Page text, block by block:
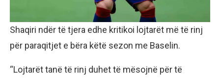
Shaqiri ndër të tjera edhe kritikoi lojtarët më të rinj
për paraqitjet e bëra këtë sezon me Baselin.
“Lojtarët tanë të rinj duhet të mësojnë për të